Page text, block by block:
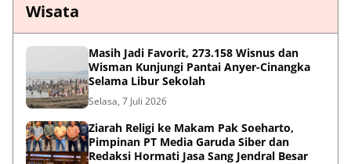
Wisata
Masih Jadi Favorit, 273.158 Wisnus dan
Wisman Kunjungi Pantai Anyer-Cinangka
Selama Libur Sekolah
Selasa, 7 Juli 2026
Ziarah Religi ke Makam Pak Soeharto,
Pimpinan PT Media Garuda Siber dan
Redaksi Hormati Jasa Sang Jendral Besar